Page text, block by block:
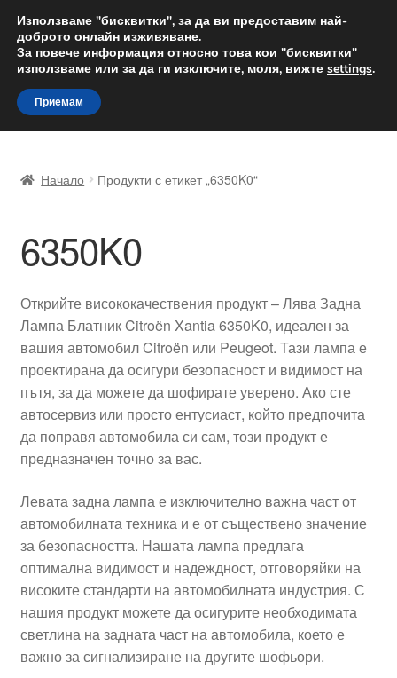
ДОСТАВКА от 12 лв.
Доставка по целия свят
Skip
to
navigation
Skip
to
content
Доставка по целия свят
Жалби
Количка
Контакт
Моята сметка
Политика за поверителност
Правила и условия
Процедура за рекламации
Разгледайте
Начало Продукти с етикет „6350K0“
6350K0
Открийте висококачествения продукт – Лява Задна
Лампа Блатник Citroën Xantia 6350K0, идеален за
вашия автомобил Citroën или Peugeot. Тази лампа е
проектирана да осигури безопасност и видимост на
пътя, за да можете да шофирате уверено. Ако сте
автосервиз или просто ентусиаст, който предпочита
да поправя автомобила си сам, този продукт е
предназначен точно за вас.
Левата задна лампа е изключително важна част от
автомобилната техника и е от съществено значение
за безопасността. Нашата лампа предлага
оптимална видимост и надеждност, отговоряйки на
високите стандарти на автомобилната индустрия. С
нашия продукт можете да осигурите необходимата
светлина на задната част на автомобила, което е
важно за сигнализиране на другите шофьори.
Използваме "бисквитки", за да ви предоставим най-
доброто онлайн изживяване.
За повече информация относно това кои "бисквитки"
използваме или за да ги изключите, моля, вижте settings.
Приемам